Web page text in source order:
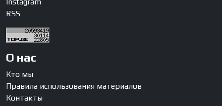
RSS
О нас
Кто мы
Правила использования материалов
Контакты